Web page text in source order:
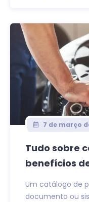
7 de março
Tudo sobre
benefícios
Um catálogo de
documento ou